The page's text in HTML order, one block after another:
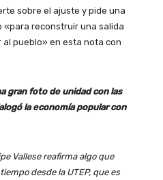
sobre el ajuste y pide una
«para reconstruir una salida
pueblo» en esta nota con
gran foto de unidad con las
la economía popular con
Vallese reafirma algo que
desde la UTEP, que es